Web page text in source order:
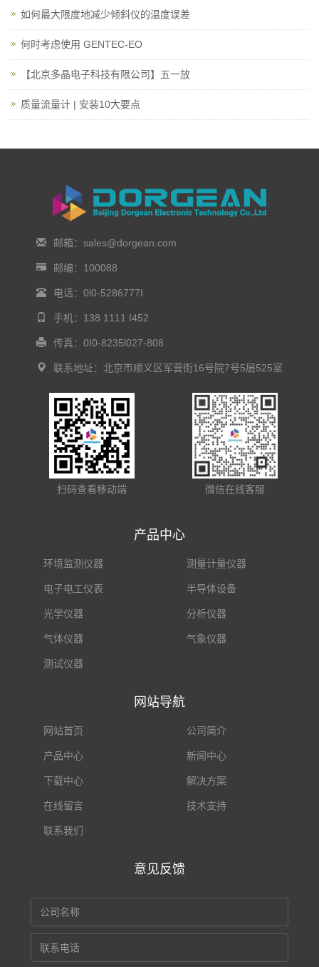
如何最大限度地减少倾斜仪的温度误差
何时考虑使用 GENTEC-EO
【北京多晶电子科技有限公司】五一放
质量流量计 | 安装10大要点
邮箱：sales@dorgean.com
邮编：100088
电话：0l0-5286777I
手机：138 1111 I452
传真：0I0-8235l027-808
联系地址：北京市顺义区军营街16号院7号5层525室
扫码查看移动端 微信在线客服
产品中心
环境监测仪器 测量计量仪器
电子电工仪表 半导体设备
光学仪器 分析仪器
气体仪器 气象仪器
测试仪器
网站导航
网站首页 公司简介
产品中心 新闻中心
下载中心 解决方案
在线留言 技术支持
联系我们
意见反馈